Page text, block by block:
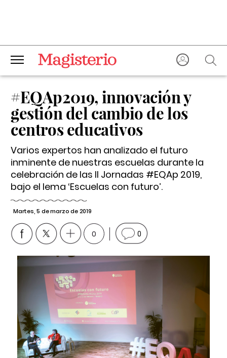
#EQAp2019, innovación y
gestión del cambio de los
centros educativos
Varios expertos han analizado el futuro
inminente de nuestras escuelas durante la
celebración de las II Jornadas #EQAp 2019,
bajo el lema ‘Escuelas con futuro’.
Martes, 5 de marzo de 2019
0 0